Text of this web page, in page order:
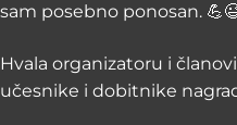
sam posebno ponosan.
Hvala organizatoru i
učesnike i dobitnike